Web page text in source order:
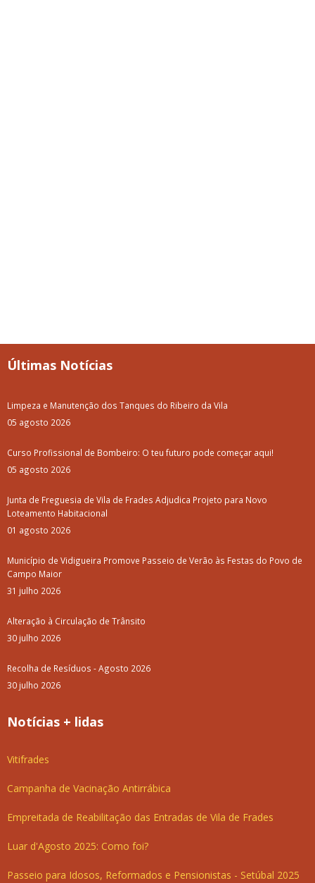
Últimas Notícias
Limpeza e Manutenção dos Tanques do Ribeiro da Vila
05 agosto 2026
Curso Profissional de Bombeiro: O teu futuro pode começar aqui!
05 agosto 2026
Junta de Freguesia de Vila de Frades Adjudica Projeto para Novo
Loteamento Habitacional
01 agosto 2026
Município de Vidigueira Promove Passeio de Verão às Festas do Povo de
Campo Maior
31 julho 2026
Alteração à Circulação de Trânsito
30 julho 2026
Recolha de Resíduos - Agosto 2026
30 julho 2026
Notícias + lidas
Vitifrades
Campanha de Vacinação Antirrábica
Empreitada de Reabilitação das Entradas de Vila de Frades
Luar d'Agosto 2025: Como foi?
Passeio para Idosos, Reformados e Pensionistas - Setúbal 2025